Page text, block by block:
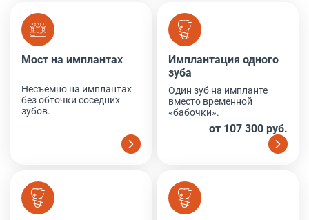
Мост на имплантах
Мост на имплантах
Несъёмно на имплантах
без обточки соседних
зубов.
Имплантация одного зуба
Имплантация одного
зуба
Один зуб на импланте
вместо временной
«бабочки».
от 107 300 руб.
Одномоментная имплантация зубаИмплантация зубов